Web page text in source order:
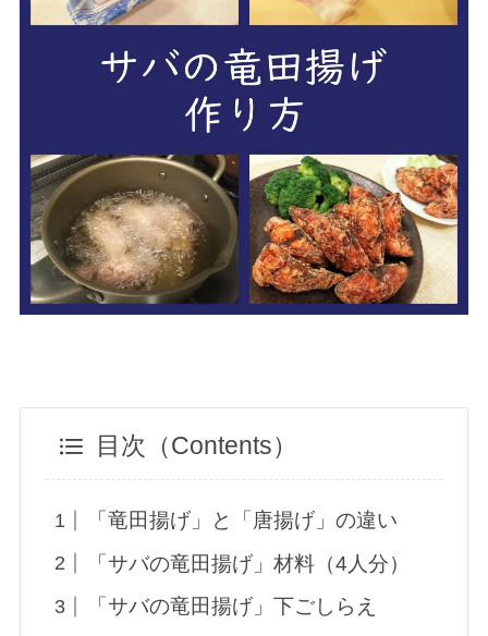
目次（Contents）
「竜田揚げ」と「唐揚げ」の違い
「サバの竜田揚げ」材料（4人分）
「サバの竜田揚げ」下ごしらえ